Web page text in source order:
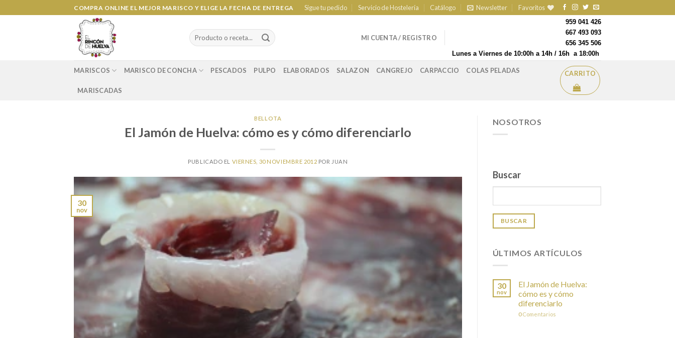
al
COMPRA ONLINE EL MEJOR MARISCO Y ELIGE LA FECHA DE ENTREGA Sigue tu pedido Servicio de Hostelería Catálogo Newsletter Favoritos
Search
for:
MI CUENTA / REGISTRO
959 041 426
667 493 093
656 345 506
Lunes a Viernes de 10:00h a 14h / 16h a 18:00h
MARISCOS MARISCO DE CONCHA PESCADOS PULPO ELABORADOS SALAZON CANGREJO CARPACCIO COLAS PELADAS
MARISCADAS
CARRITO
BELLOTA
El Jamón de Huelva: cómo es y cómo diferenciarlo
PUBLICADO EL VIERNES, 30 NOVIEMBRE 2012 POR JUAN
30
nov
NOSOTROS
Buscar
BUSCAR
ÚLTIMOS ARTÍCULOS
30
nov
El Jamón de Huelva:
cómo es y cómo
diferenciarlo
0Comentarios